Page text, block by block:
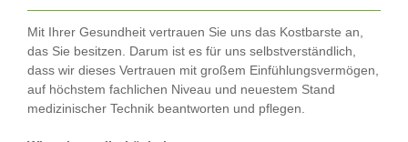
Mit Ihrer Gesundheit vertrauen Sie uns das Kostbarste an,
das Sie besitzen. Darum ist es für uns selbstverständlich,
dass wir dieses Vertrauen mit großem Einfühlungsvermögen,
auf höchstem fachlichen Niveau und neuestem Stand
medizinischer Technik beantworten und pflegen.